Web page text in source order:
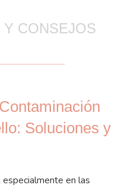
CONSEJOS
Soluciones y
especialmente en las